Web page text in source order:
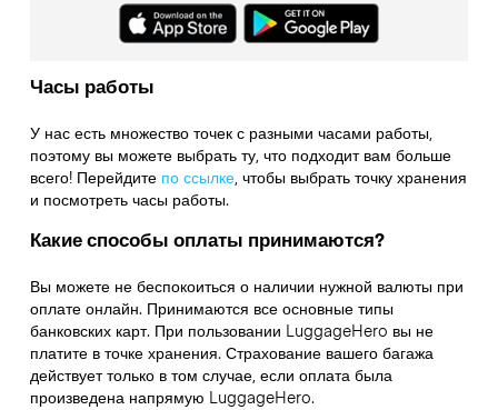
Часы работы
У нас есть множество точек с разными часами работы,
поэтому вы можете выбрать ту, что подходит вам больше
всего! Перейдите по ссылке, чтобы выбрать точку хранения
и посмотреть часы работы.
Какие способы оплаты принимаются?
Вы можете не беспокоиться о наличии нужной валюты при
оплате онлайн. Принимаются все основные типы
банковских карт. При пользовании LuggageHero вы не
платите в точке хранения. Страхование вашего багажа
действует только в том случае, если оплата была
произведена напрямую LuggageHero.